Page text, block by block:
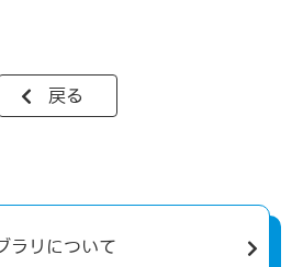
戻る
ラリについて